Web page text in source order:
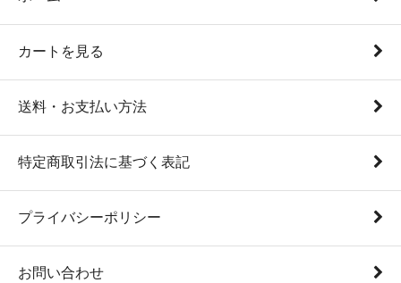
カートを見る
送料・お支払い方法
特定商取引法に基づく表記
プライバシーポリシー
お問い合わせ